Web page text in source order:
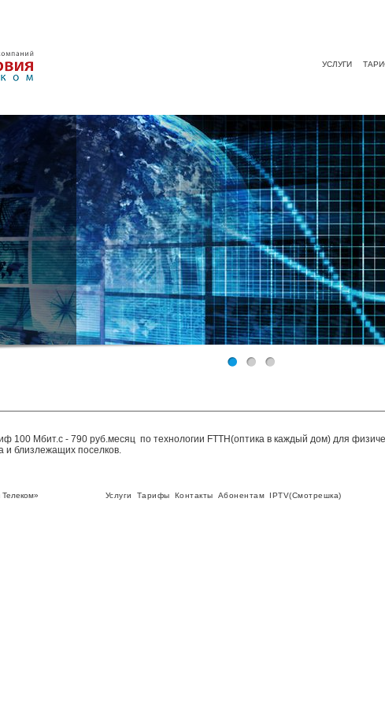
УСЛУГИ
100 Мбит.с - 790 руб.месяц по технологии FTTH(оптика в каждый дом) для
близлежащих поселков.
Услуги Тарифы Контакты Абонентам IPTV(Смотрешка)